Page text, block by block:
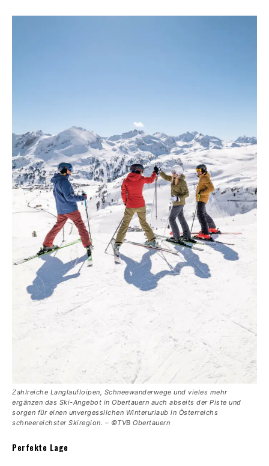
Zahlreiche Langlaufloipen, Schneewanderwege und vieles mehr
ergänzen das Ski-Angebot in Obertauern auch abseits der Piste und
sorgen für einen unvergess­lichen Winterurlaub in Österreichs
schneereichster Skiregion. – ©TVB Obertauern
Perfekte Lage